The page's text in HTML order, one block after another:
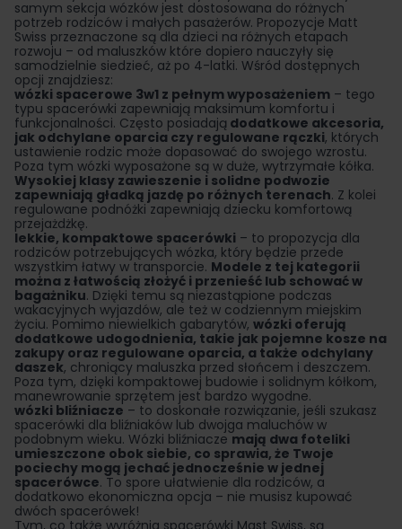
samym sekcja wózków jest dostosowana do różnych
potrzeb rodziców i małych pasażerów. Propozycje Matt
Swiss przeznaczone są dla dzieci na różnych etapach
rozwoju – od maluszków które dopiero nauczyły się
samodzielnie siedzieć, aż po 4-latki. Wśród dostępnych
opcji znajdziesz:
wózki spacerowe 3w1 z pełnym wyposażeniem – tego
typu spacerówki zapewniają maksimum komfortu i
funkcjonalności. Często posiadają dodatkowe akcesoria,
jak odchylane oparcia czy regulowane rączki, których
ustawienie rodzic może dopasować do swojego wzrostu.
Poza tym wózki wyposażone są w duże, wytrzymałe kółka.
Wysokiej klasy zawieszenie i solidne podwozie
zapewniają gładką jazdę po różnych terenach. Z kolei
regulowane podnóżki zapewniają dziecku komfortową
przejażdżkę.
lekkie, kompaktowe spacerówki – to propozycja dla
rodziców potrzebujących wózka, który będzie przede
wszystkim łatwy w transporcie. Modele z tej kategorii
można z łatwością złożyć i przenieść lub schować w
bagażniku. Dzięki temu są niezastąpione podczas
wakacyjnych wyjazdów, ale też w codziennym miejskim
życiu. Pomimo niewielkich gabarytów, wózki oferują
dodatkowe udogodnienia, takie jak pojemne kosze na
zakupy oraz regulowane oparcia, a także odchylany
daszek, chroniący maluszka przed słońcem i deszczem.
Poza tym, dzięki kompaktowej budowie i solidnym kółkom,
manewrowanie sprzętem jest bardzo wygodne.
wózki bliźniacze – to doskonałe rozwiązanie, jeśli szukasz
spacerówki dla bliźniaków lub dwojga maluchów w
podobnym wieku. Wózki bliźniacze mają dwa foteliki
umieszczone obok siebie, co sprawia, że Twoje
pociechy mogą jechać jednocześnie w jednej
spacerówce. To spore ułatwienie dla rodziców, a
dodatkowo ekonomiczna opcja – nie musisz kupować
dwóch spacerówek!
Tym, co także wyróżnia spacerówki Mast Swiss, są